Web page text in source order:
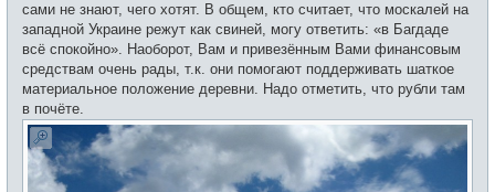
сами не знают, чего хотят. В общем, кто считает, что москалей на
западной Украине режут как свиней, могу ответить: «в Багдаде
всё спокойно». Наоборот, Вам и привезённым Вами финансовым
средствам очень рады, т.к. они помогают поддерживать шаткое
материальное положение деревни. Надо отметить, что рубли там
в почёте.